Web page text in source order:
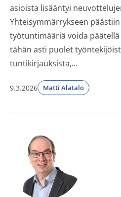
asioista lisääntyi
Yhteisymmärrykseen
työtuntimääriä voida
tähän asti puolet
tuntikirjauksista,...
9.3.2026 Matti Alatalo